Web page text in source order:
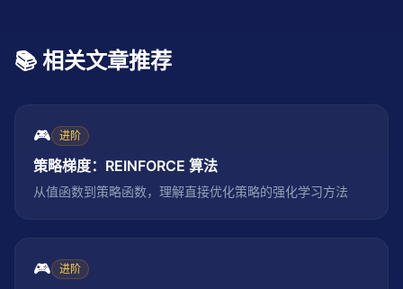
📚 相关文章推荐
🎮 进阶
策略梯度：REINFORCE 算法
从值函数到策略函数，理解直接优化策略的强化学习方法
🎮 进阶